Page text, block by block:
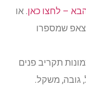
– לחצו כאן. או
שמספרו
תקריב פנים
גובה, משקל.